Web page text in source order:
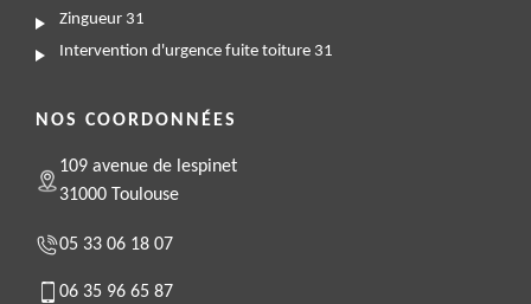
Zingueur 31
Intervention d'urgence fuite toiture 31
NOS COORDONNÉES
109 avenue de lespinet
31000 Toulouse
05 33 06 18 07
06 35 96 65 87